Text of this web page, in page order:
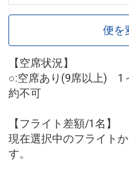
便を
【空席状況】
○:空席あり(9席以上) 1
約不可
【フライト差額/1名】
現在選択中のフライト
す。